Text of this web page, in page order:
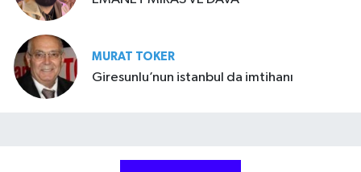
MURAT TOKER
Giresunlu’nun istanbul da imtihanı